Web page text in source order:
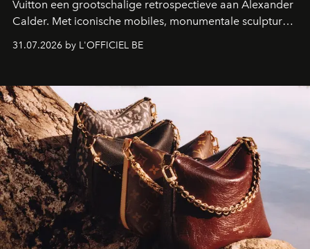
Vuitton een grootschalige retrospectieve aan Alexander
Calder. Met iconische mobiles, monumentale sculpturen
en een poëtische benadering van beweging neemt de
Amerikaanse kunstenaar de ruimtes van Frank Gehry
beeldhouwkunst opnieuw centraal stelt.
31.07.2026 by L'OFFICIEL BE